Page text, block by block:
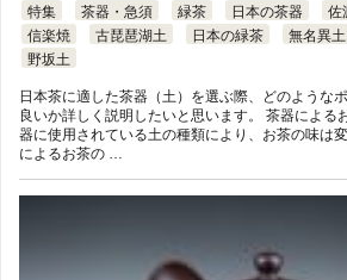
特集 茶器・急須 緑茶 日本の茶器 佐
信楽焼
古琵琶湖土 日本の緑茶 無名異土
野坂土
日本茶に適した茶器（土）を選ぶ際、どのような
良いか詳しく説明したいと思います。 茶器による
器に使用されている土の種類により、お茶の味は
によるお茶の …